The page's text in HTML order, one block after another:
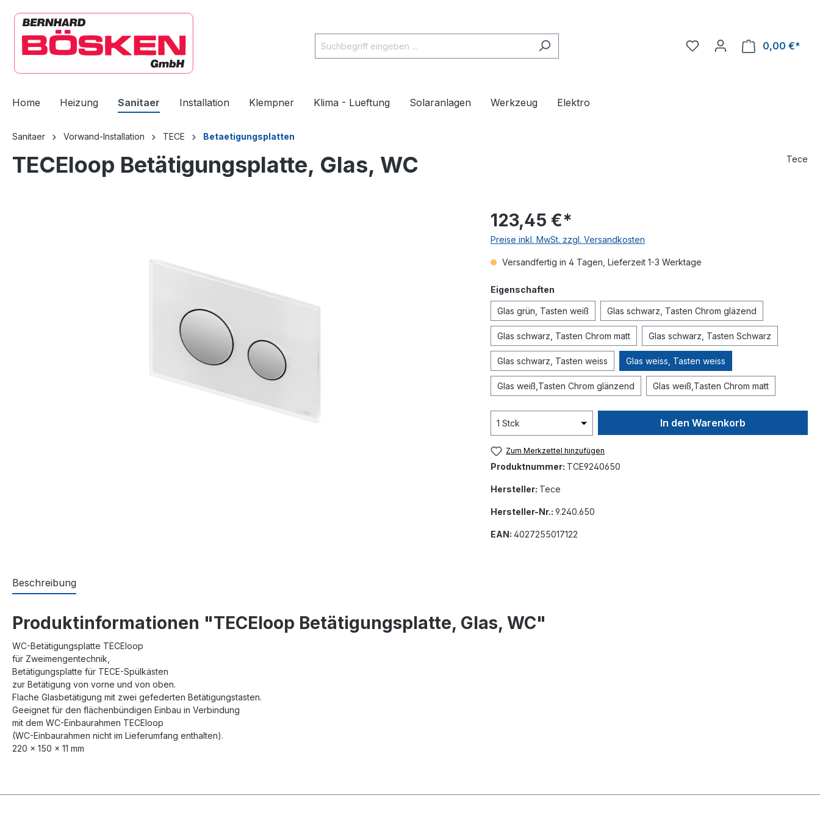
Zur Hauptnavigation springen
0,00 €*
Home Heizung Sanitaer Installation Klempner Klima - Lueftung Solaranlagen Werkzeug Elektro
Sanitaer Vorwand-Installation TECE Betaetigungsplatten
TECEloop Betätigungsplatte, Glas, WC Tece
123,45 €*
Preise inkl. MwSt. zzgl. Versandkosten
Versandfertig in 4 Tagen, Lieferzeit 1-3 Werktage
Eigenschaften
Glas grün, Tasten weiß Glas schwarz, Tasten Chrom gläzend
Glas schwarz, Tasten Chrom matt Glas schwarz, Tasten Schwarz
Glas schwarz, Tasten weiss Glas weiss, Tasten weiss
Glas weiß,Tasten Chrom glänzend Glas weiß,Tasten Chrom matt
In den Warenkorb
Zum Merkzettel hinzufügen
Produktnummer: TCE9240650
Hersteller: Tece
Hersteller-Nr.: 9.240.650
EAN: 4027255017122
Beschreibung
Produktinformationen "TECEloop Betätigungsplatte, Glas, WC"
WC-Betätigungsplatte TECEloop
für Zweimengentechnik,
Betätigungsplatte für TECE-Spülkästen
zur Betätigung von vorne und von oben.
Flache Glasbetätigung mit zwei gefederten Betätigungstasten.
Geeignet für den flächenbündigen Einbau in Verbindung
mit dem WC-Einbaurahmen TECEloop
(WC-Einbaurahmen nicht im Lieferumfang enthalten).
220 x 150 x 11 mm